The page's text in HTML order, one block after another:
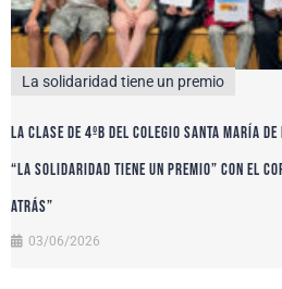
La solidaridad tiene un premio
La clase de 4ºB del colegio Santa María
“La solidaridad tiene un premio” con el
atrás”
03/06/2026